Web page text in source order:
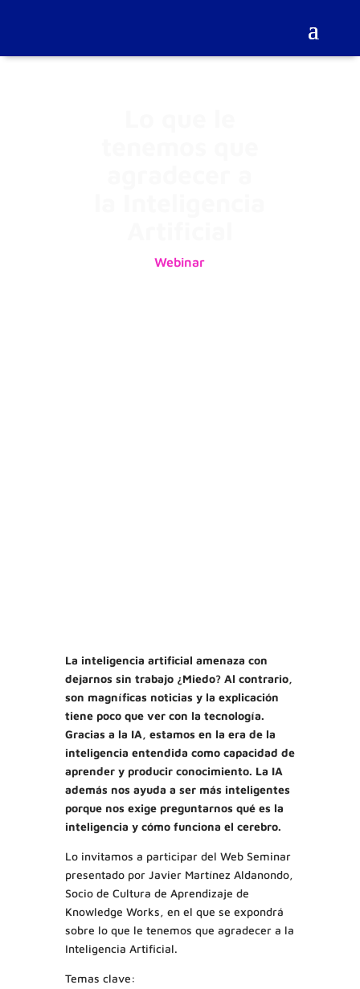
Webinar
La inteligencia artificial amenaza con
dejarnos sin trabajo ¿Miedo? Al contrario,
son magníficas noticias y la explicación
tiene poco que ver con la tecnología.
Gracias a la IA, estamos en la era de la
inteligencia entendida como capacidad de
aprender y producir conocimiento. La IA
además nos ayuda a ser más inteligentes
porque nos exige preguntarnos qué es la
inteligencia y cómo funciona el cerebro.
Lo invitamos a participar del Web Seminar
presentado por Javier Martínez Aldanondo,
Socio de Cultura de Aprendizaje de
Knowledge Works, en el que se expondrá
sobre lo que le tenemos que agradecer a la
Inteligencia Artificial.
Temas clave: